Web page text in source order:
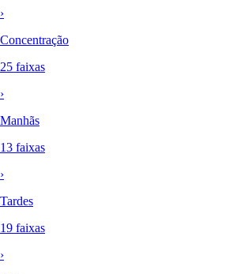
›
Concentração
25 faixas
›
Manhãs
13 faixas
›
Tardes
19 faixas
›